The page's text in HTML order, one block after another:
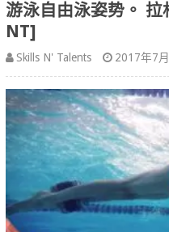
游泳自由泳姿势。
NT]
Skills N' Talents 2017年7